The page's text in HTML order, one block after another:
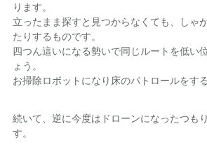
ります。
立ったまま探すと見つからなくても、しゃ
たりするものです。
四つん這いになる勢いで同じルートを低い
ょう。
お掃除ロボットになり床のパトロールをす
続いて、逆に今度はドローンになったつも
す。